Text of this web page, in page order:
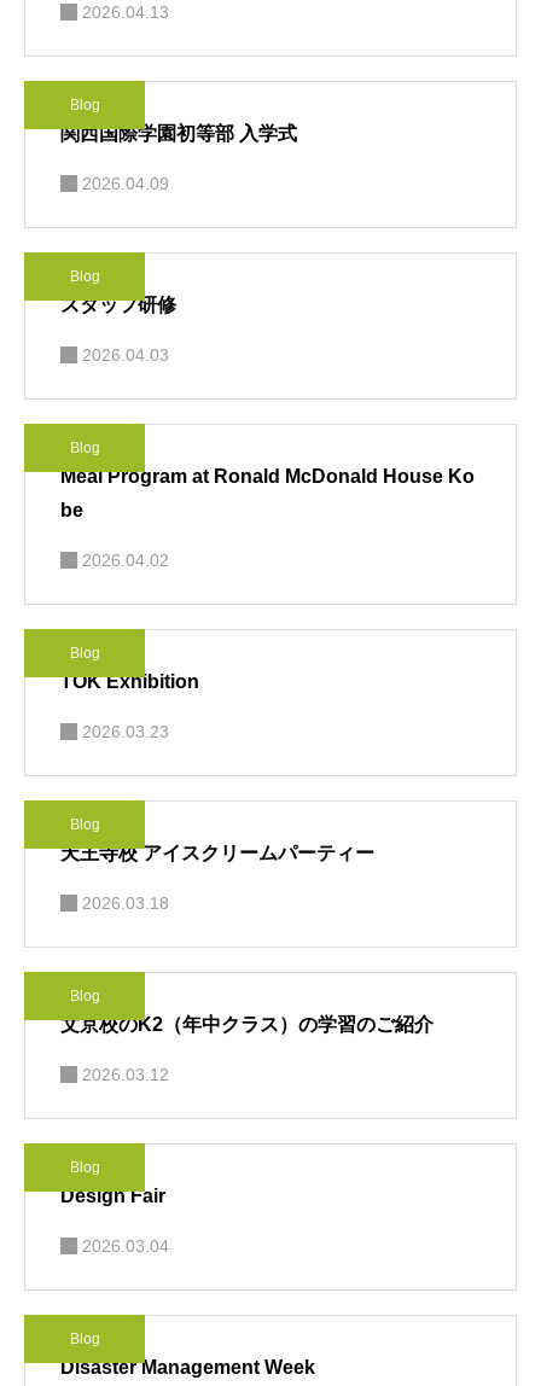
2026.04.13
Blog
関西国際学園初等部 入学式
2026.04.09
Blog
スタッフ研修
2026.04.03
Blog
Meal Program at Ronald McDonald House Ko
be
2026.04.02
Blog
TOK Exhibition
2026.03.23
Blog
天王寺校 アイスクリームパーティー
2026.03.18
Blog
文京校のK2（年中クラス）の学習のご紹介
2026.03.12
Blog
Design Fair
2026.03.04
Blog
Disaster Management Week